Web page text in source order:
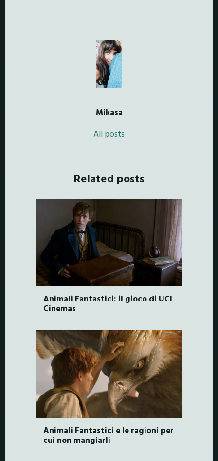
Mikasa
All posts
Related posts
Animali Fantastici: il gioco di UCI
Cinemas
Animali Fantastici e le ragioni per
cui non mangiarli